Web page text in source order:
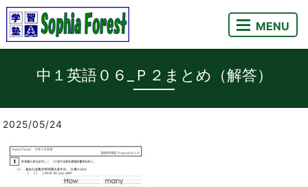
MENU
中１英語０６_Ｐ２まとめ（解答）
2025/05/24